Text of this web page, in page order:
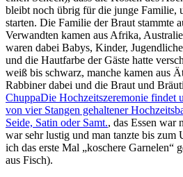
bleibt noch übrig für die junge Familie,
starten. Die Familie der Braut stammte
Verwandten kamen aus Afrika,
waren dabei Babys, Kinder,
und die Hautfarbe der Gäste hatte
weiß bis schwarz, manche kamen aus
Rabbiner dabei und die Braut und
ChuppaDie Hochzeitszeremonie findet
von vier Stangen gehaltener
Seide, Satin oder Samt., das Essen war
war sehr lustig und man tanzte bis zum
ich das erste Mal
koschere Garnelen
aus Fisch).